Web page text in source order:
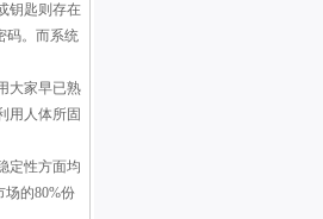
钥匙则存在
码。而系统
大家早已熟
用人体所固
定性方面均
的80%份